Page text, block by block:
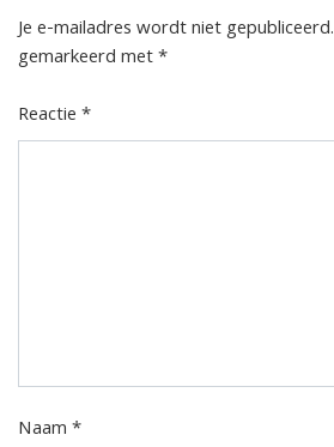
Je e-mailadres wordt niet gepubliceerd.
gemarkeerd met*
Reactie*
Naam*